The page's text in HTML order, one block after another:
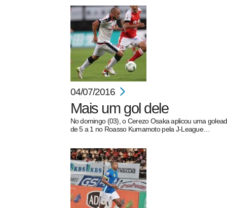
04/07/2016
Mais um gol dele
No domingo (03), o Cerezo Osaka aplicou uma
de 5 a 1 no Roasso Kumamoto pela J-League…